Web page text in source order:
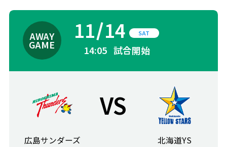
11 14 SAT
14:05 試合開始
広島サンダーズ
VS
北海道YS